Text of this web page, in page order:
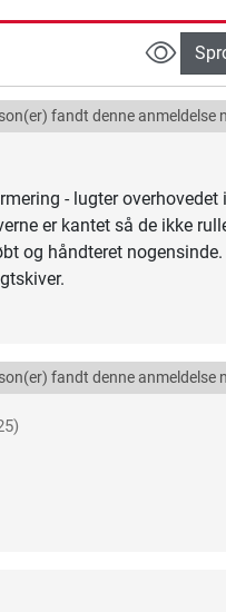
fandt denne anmeldelse
- lugter overhovedet
er kantet så de ikke
og håndteret nogensinde.
fandt denne anmeldelse